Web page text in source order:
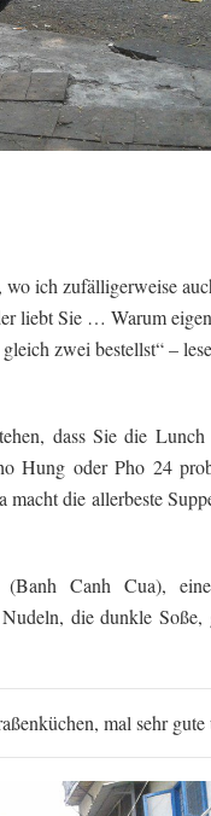
ich zufälligerweise
liebt Sie … Warum
zwei bestellst“ –
dass Sie die
Hung oder Pho 24
macht die allerbeste
Canh Cua),
die dunkle
mal sehr